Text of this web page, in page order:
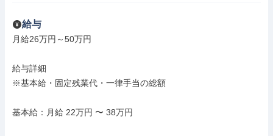
給与
月給26万円～50万円
給与詳細
※基本給・固定残業代・一律手当の総額
基本給：月給 22万円 〜 38万円